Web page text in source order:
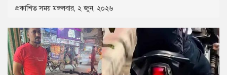
প্রকাশিত সময় মঙ্গলবার, ২ জুন, ২০২৬